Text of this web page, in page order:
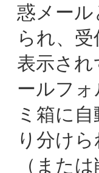
惑メー
られ、
表示さ
ールフ
ミ箱に
り分け
（また